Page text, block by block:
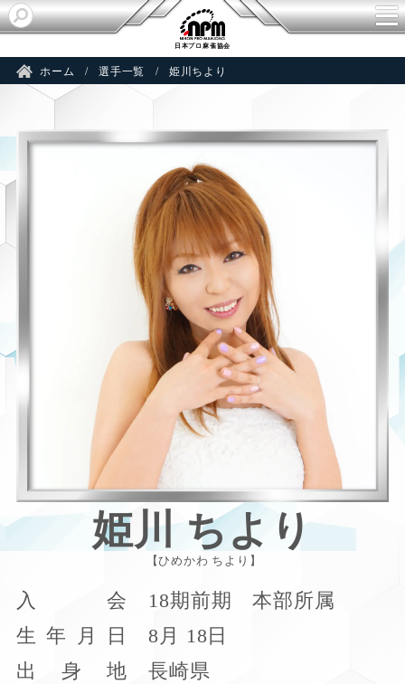
日本プロ麻雀協会
ホーム 選手一覧 姫川ちより
姫川 ちより
ひめかわ ちより
入 会
18期前期 本部所属
生 年 月 日
8月 18日
出
身 地
長崎県